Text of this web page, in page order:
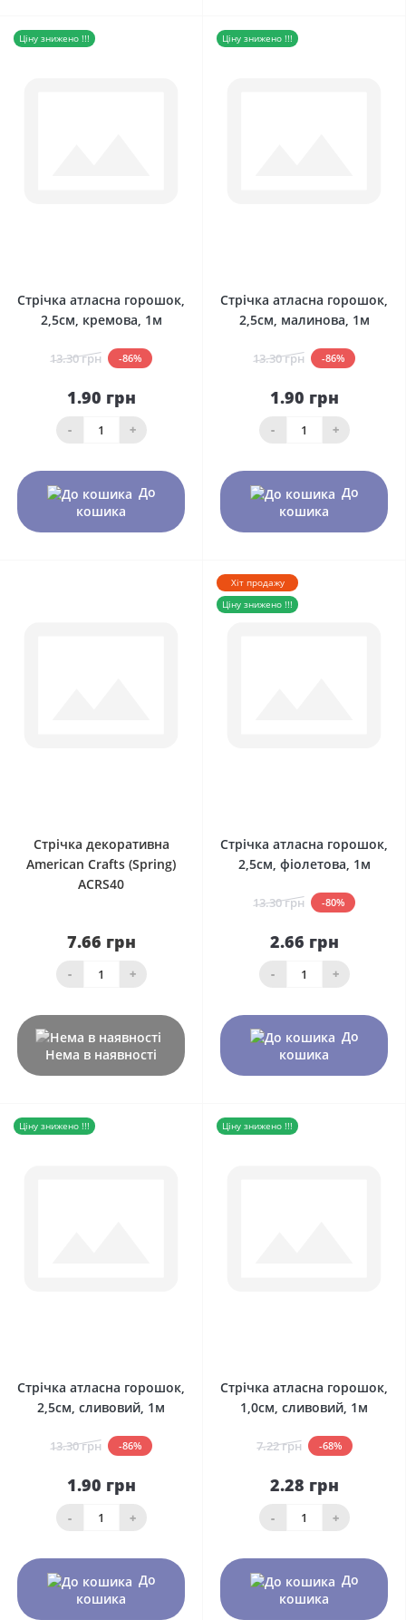
Ціну знижено !!!
Стрічка атласна горошок,
2,5см, кремова, 1м
13.30 грн -86%
1.90 грн
- +
До
кошика
Ціну знижено !!!
Стрічка атласна горошок,
2,5см, малинова, 1м
13.30 грн -86%
1.90 грн
- +
До
кошика
Стрічка декоративна
American Crafts (Spring)
ACRS40
7.66 грн
- +
Нема в наявності
Хіт продажу
Ціну знижено !!!
Стрічка атласна горошок,
2,5см, фіолетова, 1м
13.30 грн -80%
2.66 грн
- +
До
кошика
Ціну знижено !!!
Стрічка атласна горошок,
2,5см, сливовий, 1м
13.30 грн -86%
1.90 грн
- +
До
кошика
Ціну знижено !!!
Стрічка атласна горошок,
1,0см, сливовий, 1м
7.22 грн -68%
2.28 грн
- +
До
кошика